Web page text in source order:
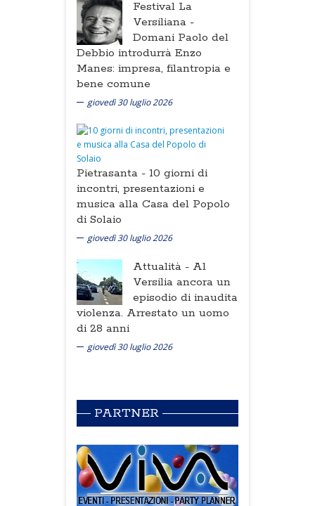
Festival La
Versiliana -
Domani Paolo del
Debbio introdurrà Enzo
Manes: impresa, filantropia e
bene comune
giovedì 30 luglio 2026
Pietrasanta - 10 giorni di
incontri, presentazioni e
musica alla Casa del Popolo
di Solaio
giovedì 30 luglio 2026
Attualità - Al
Versilia ancora un
episodio di inaudita
violenza. Arrestato un uomo
di 28 anni
giovedì 30 luglio 2026
PARTNER